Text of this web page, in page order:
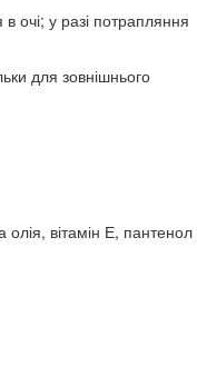
очі; у разі потрапляння
для зовнішнього
олія, вітамін Е, пантенол